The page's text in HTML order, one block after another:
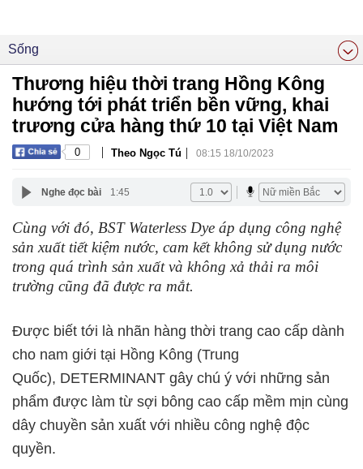
Sống
Thương hiệu thời trang Hồng Kông
hướng tới phát triển bền vững, khai
trương cửa hàng thứ 10 tại Việt Nam
0 | Theo Ngọc Tú | 08:15 18/10/2023
Nghe đọc bài 1:45
Cùng với đó, BST Waterless Dye áp dụng công nghệ
sản xuất tiết kiệm nước, cam kết không sử dụng nước
trong quá trình sản xuất và không xả thải ra môi
trường cũng đã được ra mắt.
Được biết tới là nhãn hàng thời trang cao cấp dành
cho nam giới tại Hồng Kông (Trung
Quốc), DETERMINANT gây chú ý với những sản
phẩm được làm từ sợi bông cao cấp mềm mịn cùng
dây chuyền sản xuất với nhiều công nghệ độc
quyền.